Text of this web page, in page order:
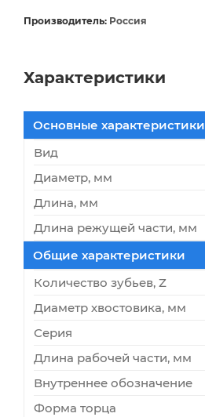
Производитель: Россия
Характеристики
Основные характеристики
Вид
Диаметр, мм
Длина, мм
Длина режущей части, мм
Общие характеристики
Количество зубьев, Z
Диаметр хвостовика, мм
Серия
Длина рабочей части, мм
Внутреннее обозначение
Форма торца